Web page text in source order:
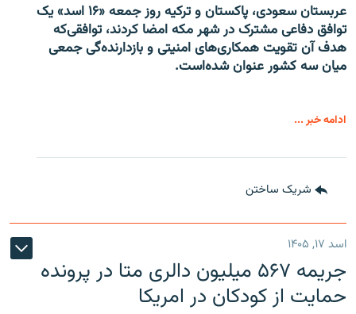
عربستان سعودی، پاکستان و ترکیه روز جمعه «۱۶ اسد» یک
توافق دفاعی مشترک در شهر مکه امضا کردند، توافقی‌که
هدف آن تقویت همکاری‌های امنیتی و بازدارنده‌گی جمعی
میان سه کشور عنوان شده‌است.
ادامه خبر ...
شریک ساختن
اسد ۱۷, ۱۴۰۵
جریمه ۵۶۷ میلیون دالری متا در پرونده
حمایت از کودکان در امریکا